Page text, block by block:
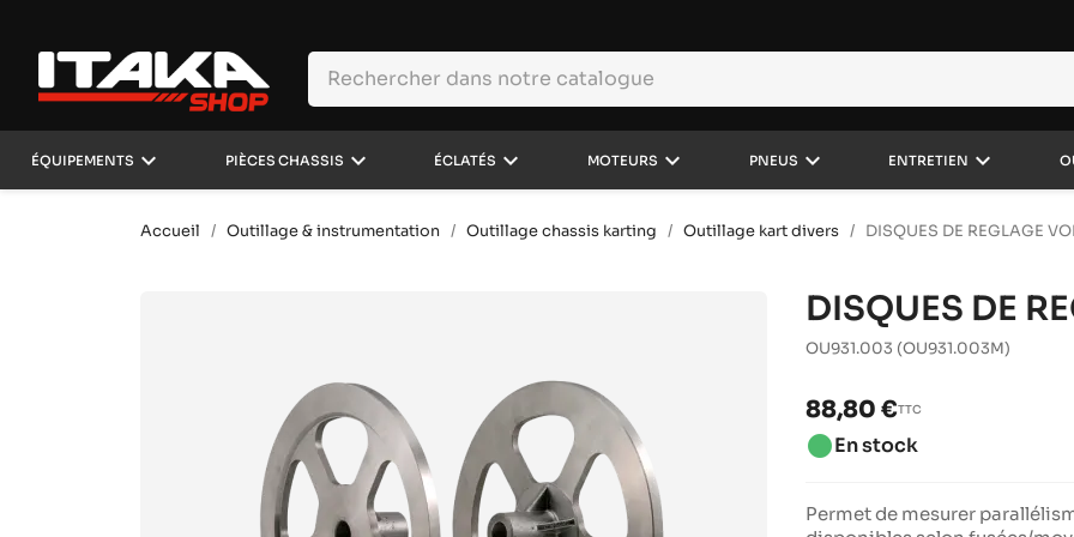
ÉQUIPEMENTS keyboard_arrow_down PIÈCES CHASSIS keyboard_arrow_down ÉCLATÉS keyboard_arrow_down MOTEURS keyboard_arrow_down PNEUS keyboard_arrow_down ENTRETIEN keyboard_arrow_down
Accueil Outillage & instrumentation Outillage chassis karting Outillage kart divers DISQUES DE REGLAGE
DISQUES DE
OU931.003 (OU931.003M)
88,80 €TTC
brightness_1En stock
Permet de mesurer